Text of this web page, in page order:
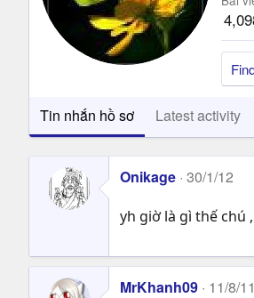
Tin nhắn hồ sơ Latest activity
Onikage 30/1/12
yh giờ là gì thế chú
MrKhanh09 11/8/11